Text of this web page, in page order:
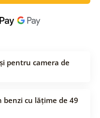
pentru camera de
cu lățime de 49